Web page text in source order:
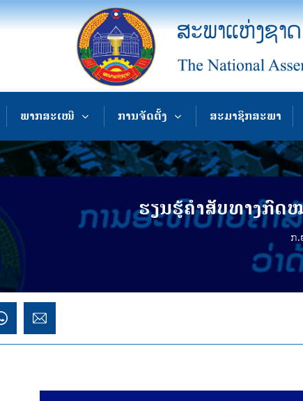
ພາກສະເໜີ ການຈັດຕັ້ງ ສະມາຊິກສະພາ
ຮຽນຮູ້ຄຳສັບທາງກົດ
ກ.